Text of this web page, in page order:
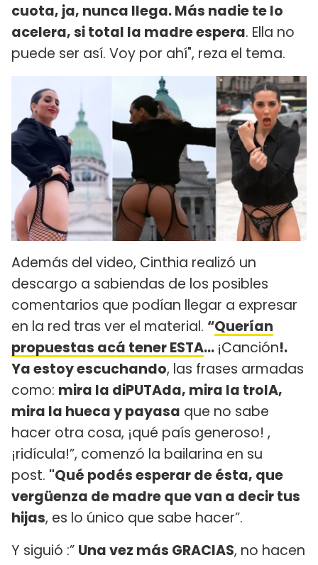
cuota, ja, nunca llega. Más nadie te lo
acelera, si total la madre espera. Ella no
puede ser así. Voy por ahí", reza el tema.
Además del video, Cinthia realizó un
descargo a sabiendas de los posibles
comentarios que podían llegar a expresar
en la red tras ver el material. “Querían
propuestas acá tener ESTA… ¡Canción!.
Ya estoy escuchando, las frases armadas
como: mira la diPUTAda, mira la trolA,
mira la hueca y payasa que no sabe
hacer otra cosa, ¡qué país generoso! ,
¡ridícula!”, comenzó la bailarina en su
post. "Qué podés esperar de ésta, que
vergüenza de madre que van a decir tus
hijas, es lo único que sabe hacer”.
Y siguió :” Una vez más GRACIAS, no hacen